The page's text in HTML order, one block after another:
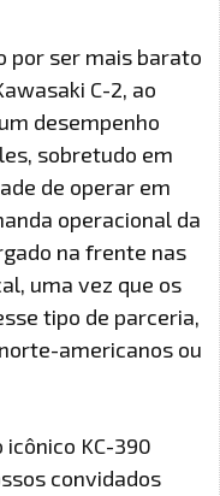
por ser mais barato
C-2, ao
desempenho
sobretudo em
de operar em
operacional da
na frente nas
uma vez que os
tipo de parceria,
americanos ou
KC-390
convidados